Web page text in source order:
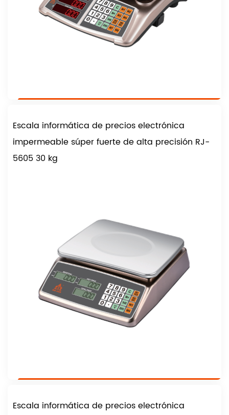
Escala informática de precios electrónica
impermeable súper fuerte de alta precisión RJ-
5605 30 kg
Escala informática de precios electrónica